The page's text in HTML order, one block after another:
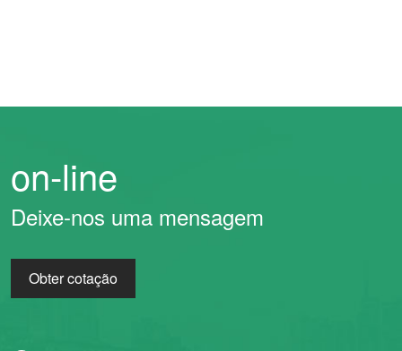
on-line
Deixe-nos uma mensagem
Obter cotação